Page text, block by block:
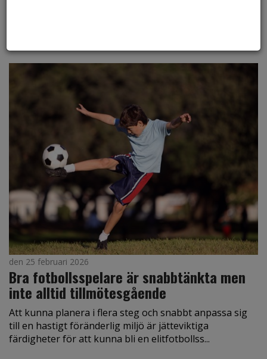
den 25 februari 2026
Bra fotbollsspelare är snabbtänkta men
inte alltid tillmötesgående
Att kunna planera i flera steg och snabbt anpassa sig
till en hastigt föränderlig miljö är jätteviktiga
färdigheter för att kunna bli en elitfotbollss...